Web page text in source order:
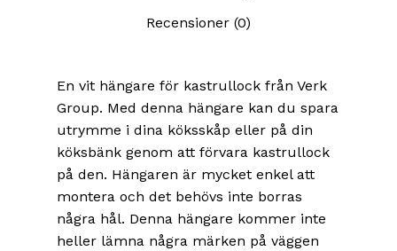
Recensioner (0)
En vit hängare för kastrullock från Verk
Group. Med denna hängare kan du spara
utrymme i dina köksskåp eller på din
köksbänk genom att förvara kastrullock
på den. Hängaren är mycket enkel att
montera och det behövs inte borras
några hål. Denna hängare kommer inte
heller lämna några märken på väggen